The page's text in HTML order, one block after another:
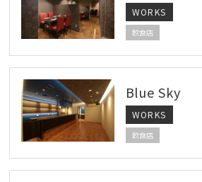
WORKS
飲食店
Blue Sky
WORKS
飲食店